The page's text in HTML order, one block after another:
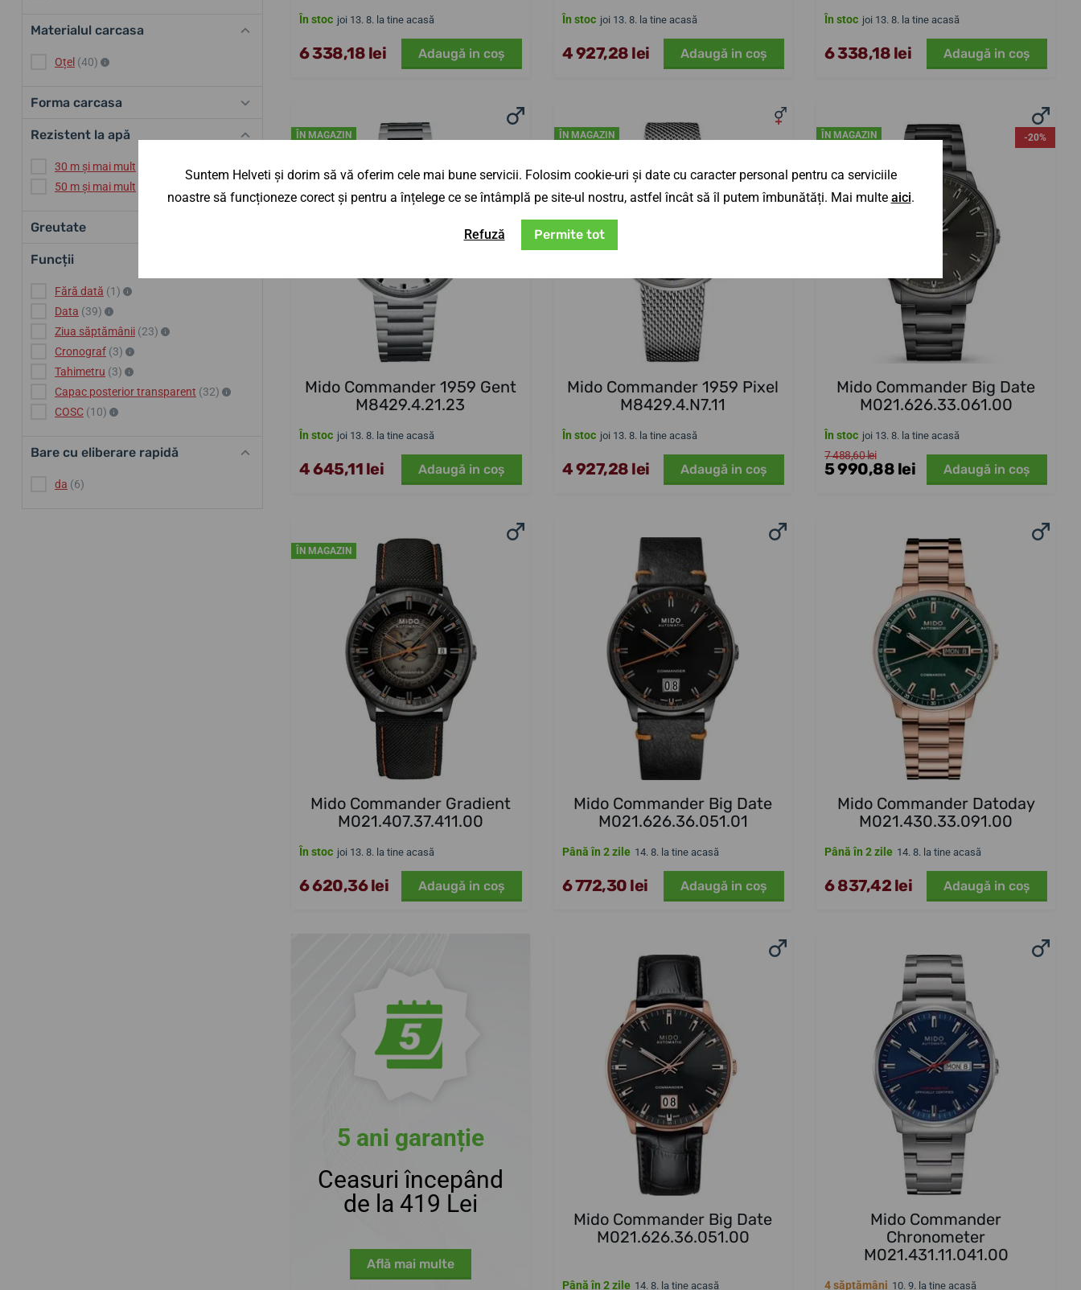
Materialul carcasa
Oțel (40)
Forma carcasa
Rezistent la apă
30 m și mai mult
50 m și mai mult
Greutate
Funcții
Fără dată (1)
Data (39)
Ziua săptămânii (23)
Cronograf (3)
Tahimetru (3)
Capac posterior transparent (32)
COSC (10)
Bare cu eliberare rapidă
da (6)
În stoc joi 13. 8. la tine acasă
6 338,18 lei Adaugă in coş
În stoc joi 13. 8. la tine acasă
4 927,28 lei Adaugă in coş
În stoc joi 13. 8. la tine acasă
6 338,18 lei Adaugă in coş
ÎN MAGAZIN
Mido Commander 1959 Gent
M8429.4.21.23
În stoc joi 13. 8. la tine acasă
4 645,11 lei Adaugă in coş
ÎN MAGAZIN
Mido Commander 1959 Pixel
M8429.4.N7.11
În stoc joi 13. 8. la tine acasă
4 927,28 lei Adaugă in coş
ÎN MAGAZIN -20%
Mido Commander Big Date
M021.626.33.061.00
În stoc joi 13. 8. la tine acasă
7 488,60 lei
5 990,88 lei Adaugă in coş
ÎN MAGAZIN
Mido Commander Gradient
M021.407.37.411.00
În stoc joi 13. 8. la tine acasă
6 620,36 lei Adaugă in coş
Mido Commander Big Date
M021.626.36.051.01
Până în 2 zile 14. 8. la tine acasă
6 772,30 lei Adaugă in coş
Mido Commander Datoday
M021.430.33.091.00
Până în 2 zile 14. 8. la tine acasă
6 837,42 lei Adaugă in coş
5 ani garanție
Ceasuri începând
de la 419 Lei
Află mai multe
Mido Commander Big Date
M021.626.36.051.00
Până în 2 zile 14. 8. la tine acasă
Mido Commander
Chronometer
M021.431.11.041.00
4 săptămâni 10. 9. la tine acasă
Suntem Helveti și dorim să vă oferim cele mai bune servicii. Folosim cookie-uri și date cu caracter personal pentru ca serviciile
noastre să funcționeze corect și pentru a înțelege ce se întâmplă pe site-ul nostru, astfel încât să îl putem îmbunătăți. Mai multe aici.
Refuză Permite tot